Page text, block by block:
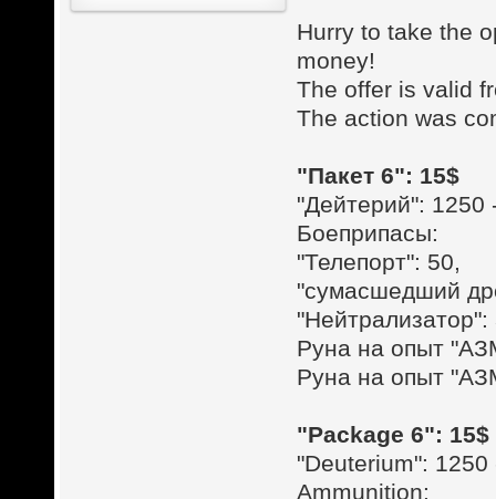
Hurry to take the
money!
The offer is valid
The action was
"Пакет 6": 15$
"Дейтерий": 1250
Боеприпасы:
"Телепорт": 50,
"сумасшедший
"Нейтрализатор":
Руна на опыт
Руна на опыт
"Package 6": 15$
"Deuterium":
Ammunition: